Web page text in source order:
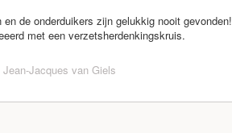
de onderduikers zijn gelukkig nooit gevonden!
met een verzetsherdenkingskruis.
Jacques van Giels